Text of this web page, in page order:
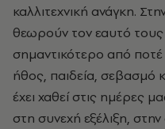
καλλιτεχνική ανάγκη.
θεωρούν τον εαυτό
σημαντικότερο από
ήθος, παιδεία, σεβασμό
έχει χαθεί στις ημέρες
στη συνεχή εξέλιξη, στην